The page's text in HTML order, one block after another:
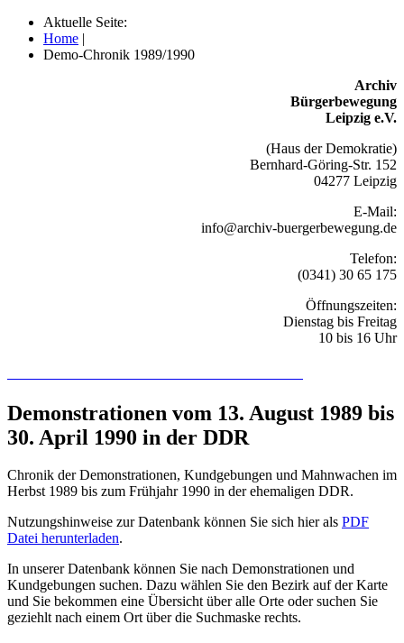
Aktuelle Seite:
Home |
Demo-Chronik 1989/1990
Archiv
Bürgerbewegung
Leipzig e.V.
(Haus der Demokratie)
Bernhard-Göring-Str. 152
04277 Leipzig
E-Mail:
info@archiv-buergerbewegung.de
Telefon:
(0341) 30 65 175
Öffnungszeiten:
Dienstag bis Freitag
10 bis 16 Uhr
Demonstrationen vom 13. August 1989 bis
30. April 1990 in der DDR
Chronik der Demonstrationen, Kundgebungen und Mahnwachen im
Herbst 1989 bis zum Frühjahr 1990 in der ehemaligen DDR.
Nutzungshinweise zur Datenbank können Sie sich hier als PDF
Datei herunterladen.
In unserer Datenbank können Sie nach Demonstrationen und
Kundgebungen suchen. Dazu wählen Sie den Bezirk auf der Karte
und Sie bekommen eine Übersicht über alle Orte oder suchen Sie
geziehlt nach einem Ort über die Suchmaske rechts.